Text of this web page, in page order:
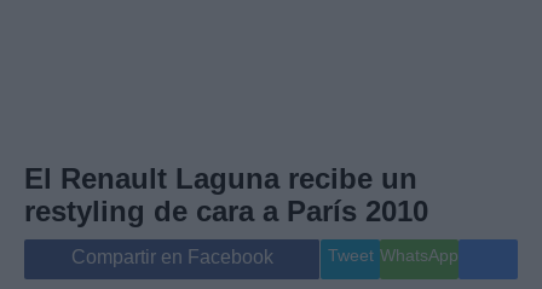
Internacional
Viajes
Gente
Musica
El Renault Laguna recibe un
restyling de cara a París 2010
Compartir en Facebook Tweet WhatsApp